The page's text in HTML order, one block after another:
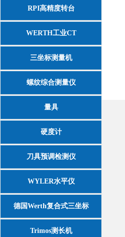
RPI高精度转台
WERTH工业CT
三坐标测量机
螺纹综合测量仪
量具
硬度计
刀具预调检测仪
WYLER水平仪
德国Werth复合式三坐标
Trimos测长机